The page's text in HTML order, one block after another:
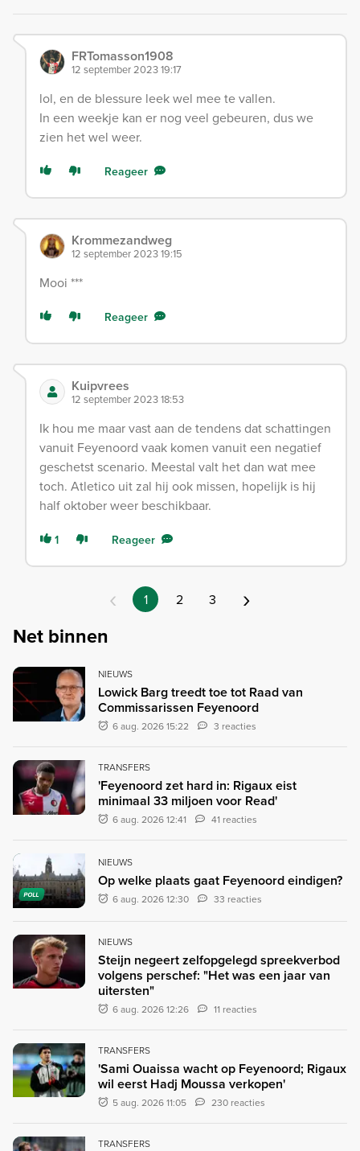
FRTomasson1908
12 september 2023 19:17
lol, en de blessure leek wel mee te vallen.
In een weekje kan er nog veel gebeuren, dus we
zien het wel weer.
Reageer
Krommezandweg
12 september 2023 19:15
Mooi ***
Reageer
Kuipvrees
12 september 2023 18:53
Ik hou me maar vast aan de tendens dat schattingen
vanuit Feyenoord vaak komen vanuit een negatief
geschetst scenario. Meestal valt het dan wat mee
toch. Atletico uit zal hij ook missen, hopelijk is hij
half oktober weer beschikbaar.
1 Reageer
‹ 1 2 3 ›
Net binnen
NIEUWS
Lowick Barg treedt toe tot Raad van
Commissarissen Feyenoord
6 aug. 2026 15:22 3 reacties
TRANSFERS
'Feyenoord zet hard in: Rigaux eist
minimaal 33 miljoen voor Read'
6 aug. 2026 12:41 41 reacties
POLL
NIEUWS
Op welke plaats gaat Feyenoord eindigen?
6 aug. 2026 12:30 33 reacties
NIEUWS
Steijn negeert zelfopgelegd spreekverbod
volgens perschef: "Het was een jaar van
uitersten"
6 aug. 2026 12:26 11 reacties
TRANSFERS
'Sami Ouaissa wacht op Feyenoord; Rigaux
wil eerst Hadj Moussa verkopen'
5 aug. 2026 11:05 230 reacties
TRANSFERS